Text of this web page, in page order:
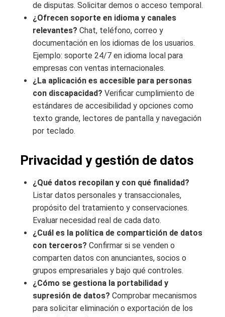
de disputas. Solicitar demos o acceso temporal.
¿Ofrecen soporte en idioma y canales
relevantes? Chat, teléfono, correo y
documentación en los idiomas de los usuarios.
Ejemplo: soporte 24/7 en idioma local para
empresas con ventas internacionales.
¿La aplicación es accesible para personas
con discapacidad? Verificar cumplimiento de
estándares de accesibilidad y opciones como
texto grande, lectores de pantalla y navegación
por teclado.
Privacidad y gestión de datos
¿Qué datos recopilan y con qué finalidad?
Listar datos personales y transaccionales,
propósito del tratamiento y conservaciones.
Evaluar necesidad real de cada dato.
¿Cuál es la política de compartición de datos
con terceros? Confirmar si se venden o
comparten datos con anunciantes, socios o
grupos empresariales y bajo qué controles.
¿Cómo se gestiona la portabilidad y
supresión de datos? Comprobar mecanismos
para solicitar eliminación o exportación de los